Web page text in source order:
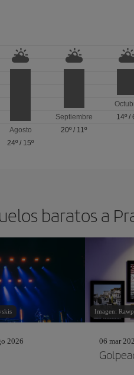
Agosto
24º / 15º
Septiembre
20º / 11º
14º/
baratos a
2026
Imagen:
06 mar